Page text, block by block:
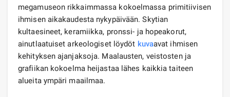
megamuseon rikkaimmassa kokoelmassa primitiivisen
ihmisen aikakaudesta nykypäivään. Skytian
kultaesineet, keramiikka, pronssi- ja hopeakorut,
ainutlaatuiset arkeologiset löydöt kuvaavat ihmisen
kehityksen ajanjaksoja. Maalausten, veistosten ja
grafiikan kokoelma heijastaa lähes kaikkia taiteen
alueita ympäri maailmaa.